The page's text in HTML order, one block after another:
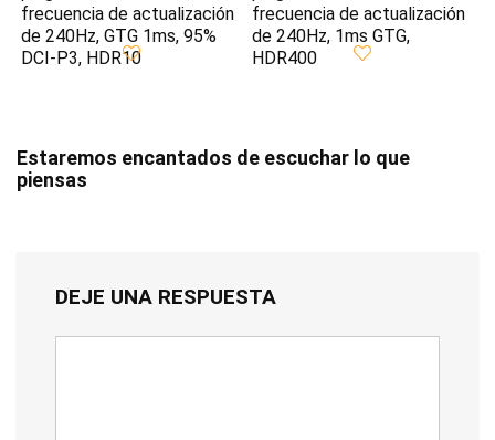
frecuencia de actualización
de 240Hz, GTG 1ms, 95%
DCI-P3, HDR10
frecuencia de actualización
de 240Hz, 1ms GTG,
HDR400
Estaremos encantados de escuchar lo que
piensas
DEJE UNA RESPUESTA